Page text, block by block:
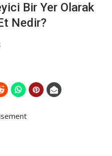
Bir Yer Olarak
Nedir?